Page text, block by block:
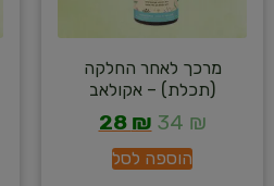
מרכך לאחר החלקה
(תכלת) – אקולאב
34 ₪
28 ₪
הוספה לסל